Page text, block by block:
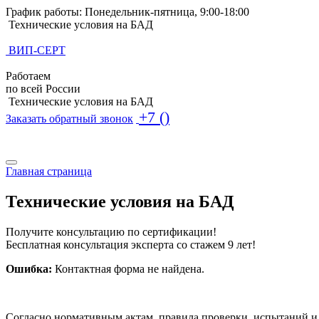
График работы: Понедельник-пятница, 9:00-18:00
Технические условия на БАД
ВИП-СЕРТ
Работаем
по всей России
Технические условия на БАД
Заказать обратный звонок +7 ()
Главная страница
Технические условия на БАД
Получите консультацию по сертификации!
Бесплатная консультация эксперта со стажем 9 лет!
Ошибка: Контактная форма не найдена.